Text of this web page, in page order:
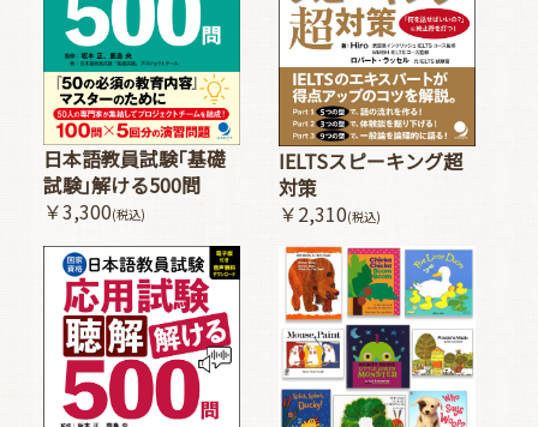
日本語教員試験｢基礎
試験｣解ける500問
￥3,300(税込)
IELTSスピーキング超
対策
￥2,310(税込)